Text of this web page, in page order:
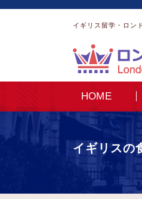
イギリス留学・ロン
HOME
イギリスの